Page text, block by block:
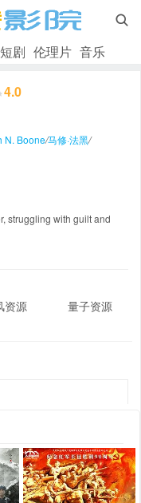

短剧 伦理片 音乐
4.0
N. Boone/马修·法黑/
with guilt and
资源
量子资源